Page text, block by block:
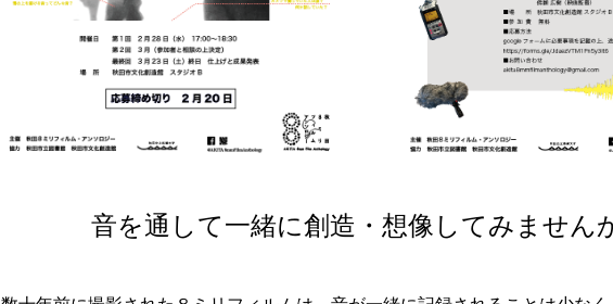
音を通して一緒に創造・想像してみません